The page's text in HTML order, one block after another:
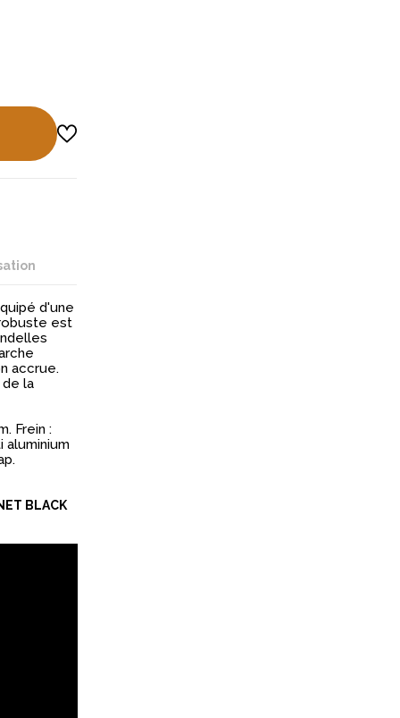
d'une
est
accrue.
la
Frein :
aluminium
BLACK